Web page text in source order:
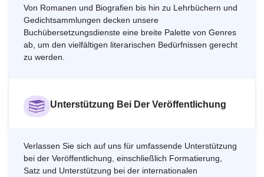
Von Romanen und Biografien bis hin zu Lehrbüchern und
Gedichtsammlungen decken unsere
Buchübersetzungsdienste eine breite Palette von Genres
ab, um den vielfältigen literarischen Bedürfnissen gerecht
zu werden.
Unterstützung Bei Der Veröffentlichung
Verlassen Sie sich auf uns für umfassende Unterstützung
bei der Veröffentlichung, einschließlich Formatierung,
Satz und Unterstützung bei der internationalen